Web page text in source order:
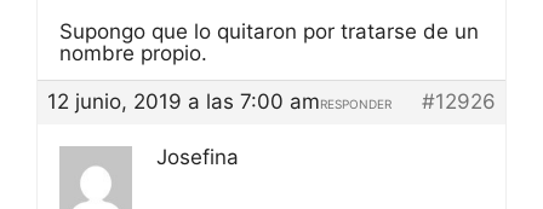
Supongo que lo quitaron por tratarse de un
nombre propio.
12 junio, 2019 a las 7:00 am
#12926
RESPONDER
Josefina